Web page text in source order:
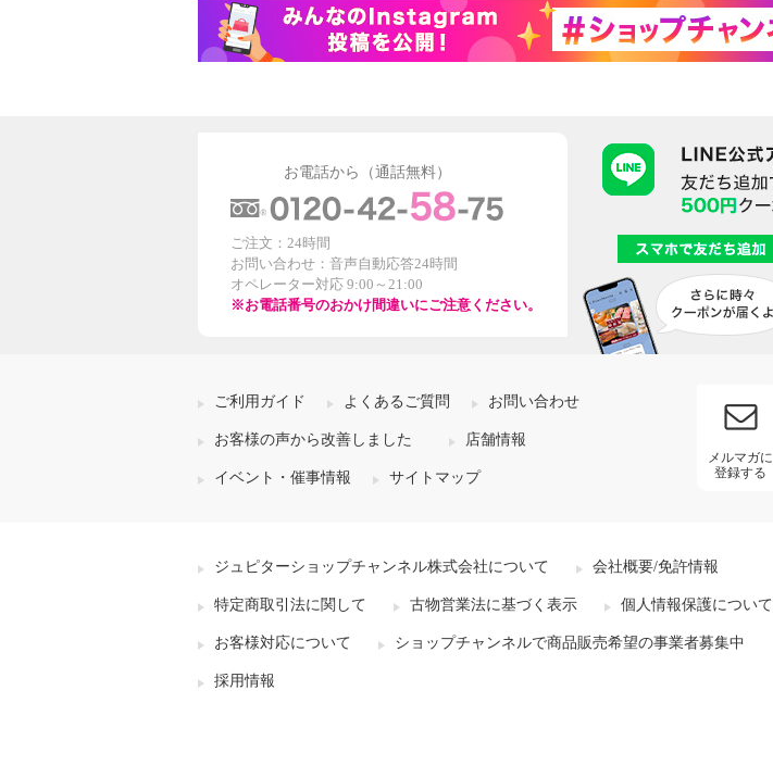
お電話から（通話無料）
ご注文：24時間
お問い合わせ：音声自動応答24時間
オペレーター対応 9:00～21:00
※お電話番号のおかけ間違いにご注意ください。
ご利用ガイド よくあるご質問 お問い合わせ
お客様の声から改善しました 店舗情報
イベント・催事情報 サイトマップ
メルマガに
登録する
ジュピターショップチャンネル株式会社について 会社概要/免許情報
特定商取引法に関して 古物営業法に基づく表示 個人情報保護について
お客様対応について ショップチャンネルで商品販売希望の事業者募集中
採用情報